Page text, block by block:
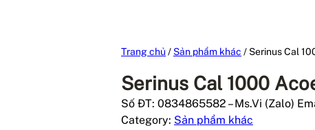
Trang chủ / Sản phẩm khác / Serinus Cal
Serinus Cal 1000
Số ĐT: 0834865582 – Ms.Vi (Zalo)
Category: Sản phẩm khác